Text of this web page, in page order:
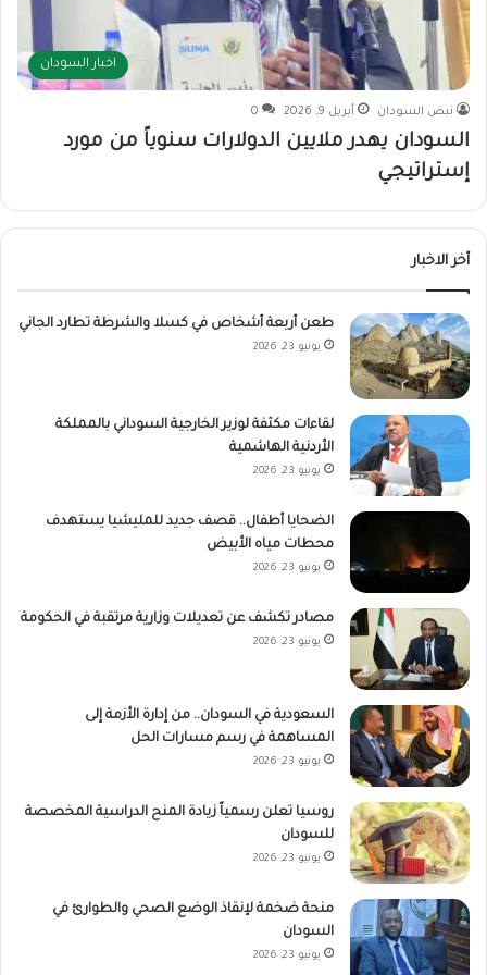
اخبار السودان
نبض السودان أبريل 9, 2026 0
السودان يهدر ملايين الدولارات سنوياً من مورد
إستراتيجي
أخر الاخبار
طعن أربعة أشخاص في كسلا والشرطة تطارد الجاني
يونيو 23, 2026
لقاءات مكثفة لوزير الخارجية السوداني بالمملكة
الأردنية الهاشمية
يونيو 23, 2026
الضحايا أطفال.. قصف جديد للمليشيا يستهدف
محطات مياه الأبيض
يونيو 23, 2026
مصادر تكشف عن تعديلات وزارية مرتقبة في الحكومة
يونيو 23, 2026
السعودية في السودان.. من إدارة الأزمة إلى
المساهمة في رسم مسارات الحل
يونيو 23, 2026
روسيا تعلن رسمياً زيادة المنح الدراسية المخصصة
للسودان
يونيو 23, 2026
منحة ضخمة لإنقاذ الوضع الصحي والطوارئ في
السودان
يونيو 23, 2026